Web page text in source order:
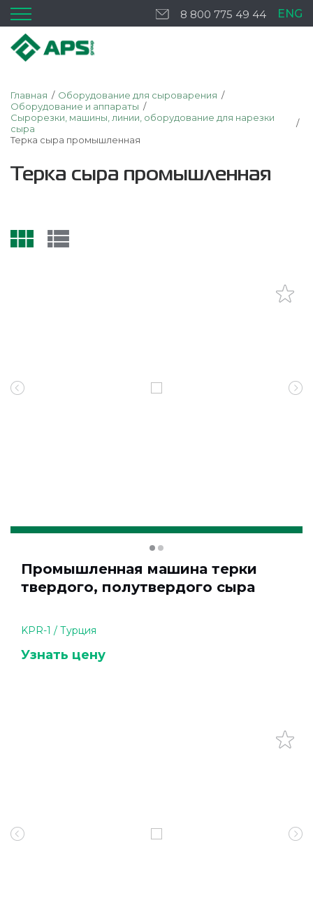
8 800 775 49 44 ENG
Главная
Оборудование для сыроварения
Оборудование и аппараты
Сырорезки, машины, линии, оборудование для нарезки
сыра
Терка сыра промышленная
Терка сыра промышленная
Промышленная машина терки
твердого, полутвердого сыра
KPR-1 / Турция
Узнать цену